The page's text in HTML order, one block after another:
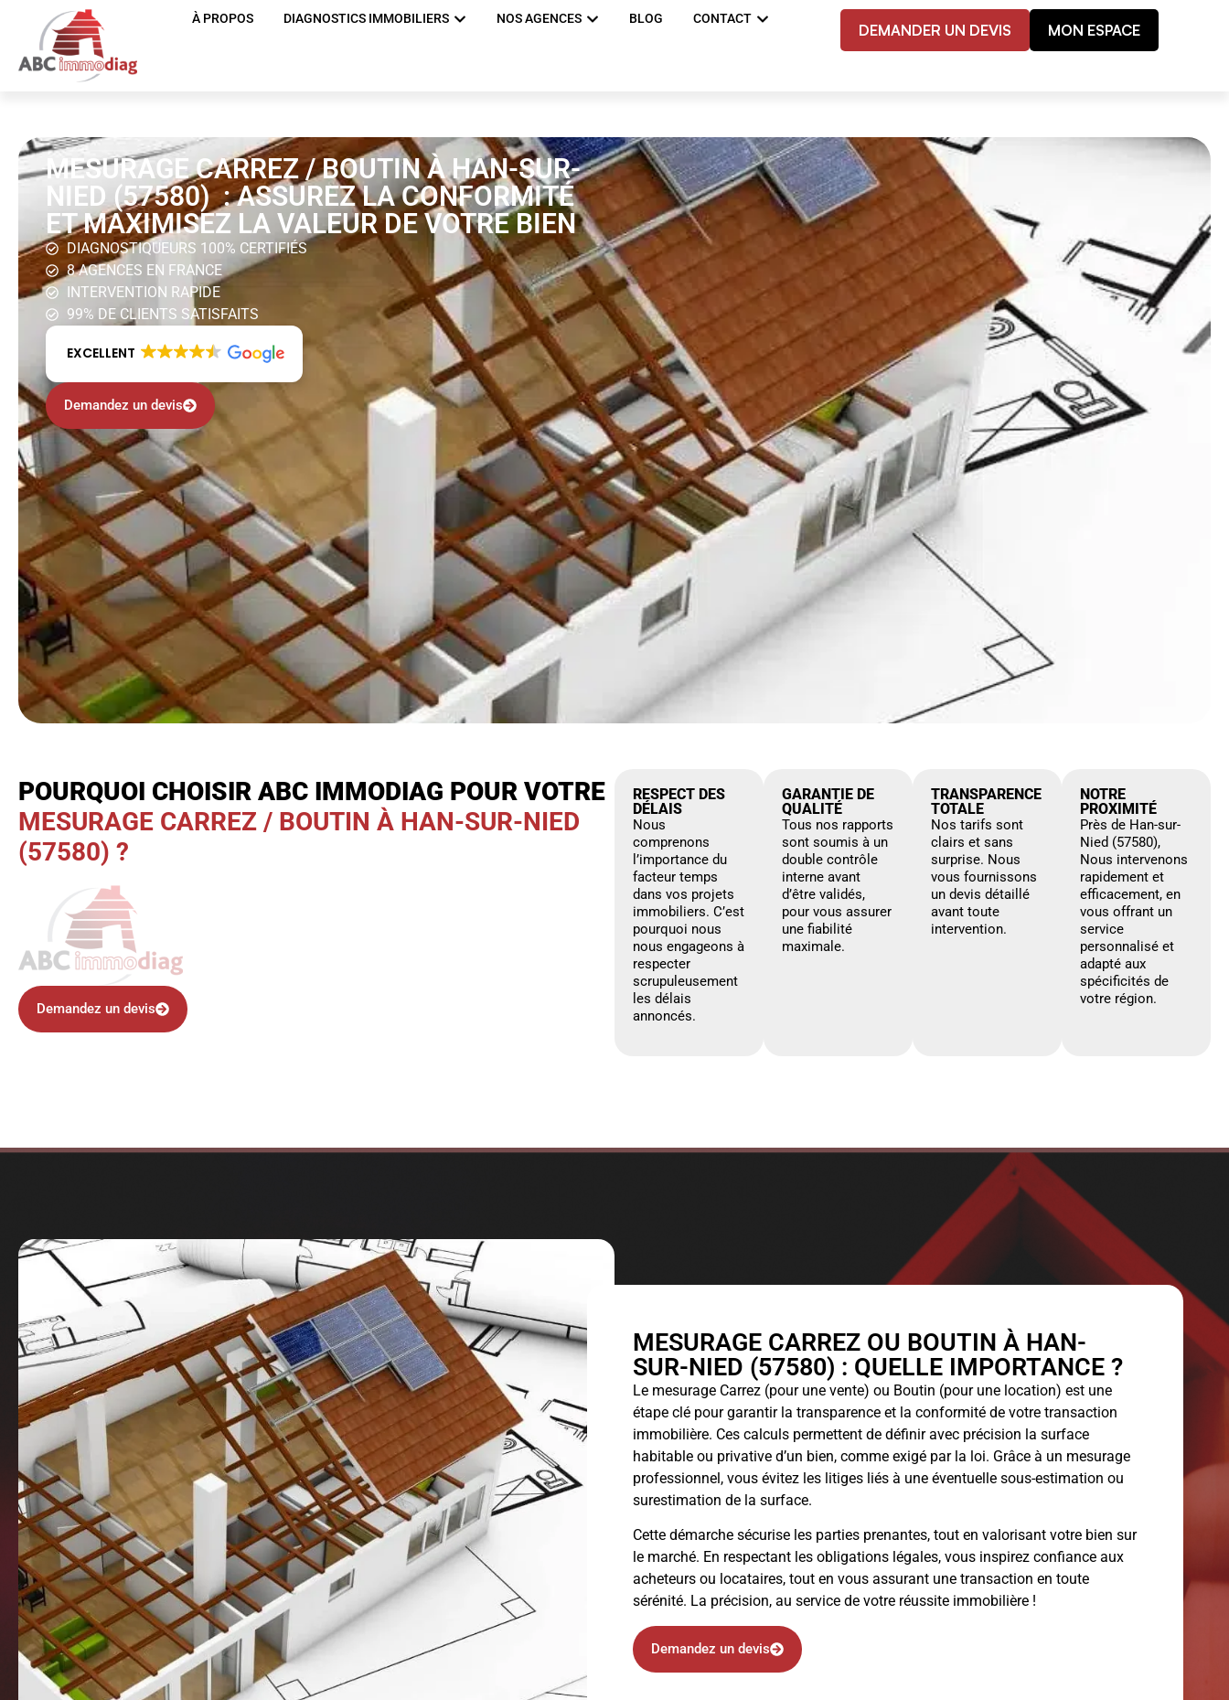
À PROPOS DIAGNOSTICS IMMOBILIERS NOS AGENCES BLOG CONTACT
DEMANDER UN DEVIS MON ESPACE
MESURAGE CARREZ / BOUTIN À HAN-SUR-
NIED (57580) : ASSUREZ LA CONFORMITÉ
ET MAXIMISEZ LA VALEUR DE VOTRE BIEN
DIAGNOSTIQUEURS 100% CERTIFIÉS
8 AGENCES EN FRANCE
INTERVENTION RAPIDE
99% DE CLIENTS SATISFAITS
EXCELLENT
Demandez un devis
POURQUOI CHOISIR ABC IMMODIAG POUR VOTRE
MESURAGE CARREZ / BOUTIN À HAN-SUR-NIED
(57580) ?
Demandez un devis
RESPECT DES
DÉLAIS
Nous
comprenons
l’importance du
facteur temps
dans vos projets
immobiliers. C’est
pourquoi nous
nous engageons à
respecter
scrupuleusement
les délais
annoncés.
GARANTIE DE
QUALITÉ
Tous nos rapports
sont soumis à un
double contrôle
interne avant
d’être validés,
pour vous assurer
une fiabilité
maximale.
TRANSPARENCE
TOTALE
Nos tarifs sont
clairs et sans
surprise. Nous
vous fournissons
un devis détaillé
avant toute
intervention.
NOTRE
PROXIMITÉ
Près de Han-sur-
Nied (57580),
Nous intervenons
rapidement et
efficacement, en
vous offrant un
service
personnalisé et
adapté aux
spécificités de
votre région.
MESURAGE CARREZ OU BOUTIN À HAN-
SUR-NIED (57580) : QUELLE IMPORTANCE ?
Le mesurage Carrez (pour une vente) ou Boutin (pour une location) est une
étape clé pour garantir la transparence et la conformité de votre transaction
immobilière. Ces calculs permettent de définir avec précision la surface
habitable ou privative d’un bien, comme exigé par la loi. Grâce à un mesurage
professionnel, vous évitez les litiges liés à une éventuelle sous-estimation ou
surestimation de la surface.
Cette démarche sécurise les parties prenantes, tout en valorisant votre bien sur
le marché. En respectant les obligations légales, vous inspirez confiance aux
acheteurs ou locataires, tout en vous assurant une transaction en toute
sérénité. La précision, au service de votre réussite immobilière !
Demandez un devis